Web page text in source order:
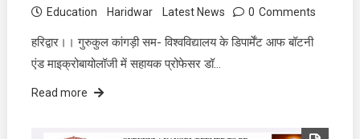
Education
Haridwar Latest News 0 Comments
हरिद्वार।। गुरुकुल कांगड़ी सम- विश्वविद्यालय के डिपार्मेंट आफ बॉटनी
एंड माइक्रोबायोलॉजी में सहायक प्रोफेसर डॉ…
Read more